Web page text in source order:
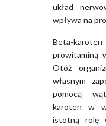
układ
wpływa na
Beta-
prowitaminą
Otóż
własnym
pomocą
karoten w
istotną rolę